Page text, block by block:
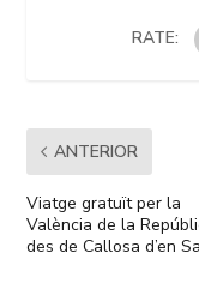
RATE:
ANTERIOR
Viatge gratuït per la
València de la
des de Callosa d’en